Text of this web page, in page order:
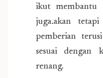
ikut membantu
juga.akan
pemberian
sesuai dengan
renang.